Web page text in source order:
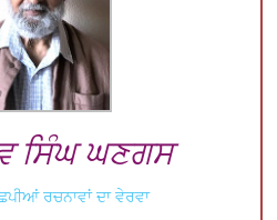
ਸਿੰਘ ਘਣਗਸ
ਰਚਨਾਵਾਂ ਦਾ ਵੇਰਵਾ